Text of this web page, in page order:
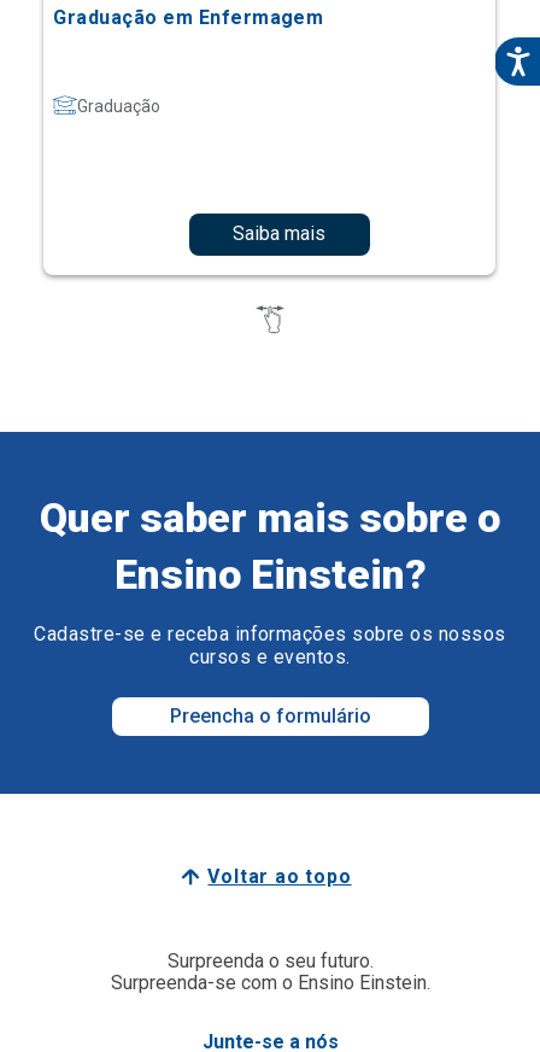
Graduação em Enfermagem
Graduação
Saiba mais
Quer saber mais sobre o
Ensino Einstein?
Cadastre-se e receba informações sobre os nossos
cursos e eventos.
Preencha o formulário
Voltar ao topo
Surpreenda o seu futuro.
Surpreenda-se com o Ensino Einstein.
Junte-se a nós